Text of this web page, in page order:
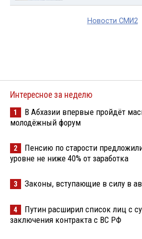
Новости СМИ2
Интересное за неделю
1
В Абхазии впервые пройдёт
молодёжный форум
2
Пенсию по старости
уровне не ниже 40% от заработка
3 Законы, вступающие в силу в
4
Путин расширил список лиц с
заключения контракта с ВС РФ